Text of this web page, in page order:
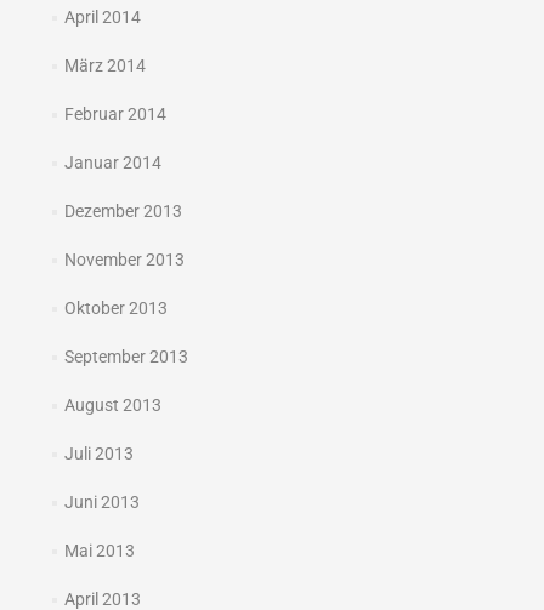
April 2014
März 2014
Februar 2014
Januar 2014
Dezember 2013
November 2013
Oktober 2013
September 2013
August 2013
Juli 2013
Juni 2013
Mai 2013
April 2013